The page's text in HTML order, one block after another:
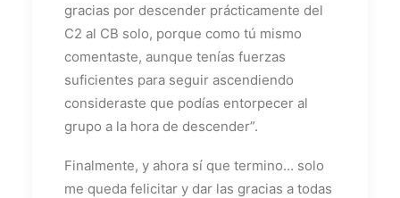
gracias por descender prácticamente del
C2 al CB solo, porque como tú mismo
comentaste, aunque tenías fuerzas
suficientes para seguir ascendiendo
consideraste que podías entorpecer al
grupo a la hora de descender”.
Finalmente, y ahora sí que termino… solo
me queda felicitar y dar las gracias a todas